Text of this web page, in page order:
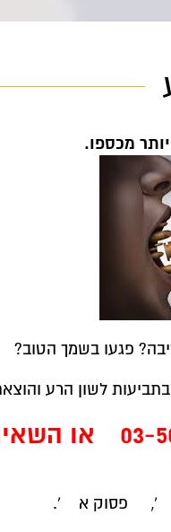
מכספו.
פגעו בשמך הטוב?
בתביעות לשון הרע
או
', פסוק א '.